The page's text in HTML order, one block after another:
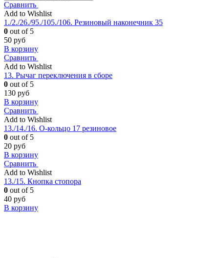
Сравнить
Add to Wishlist
1./2./26./95./105./106. Резиновый наконечник 35
0 out of 5
50 руб
В корзину
Сравнить
Add to Wishlist
13. Рычаг переключения в сборе
0 out of 5
130 руб
В корзину
Сравнить
Add to Wishlist
13./14./16. О-кольцо 17 резиновое
0 out of 5
20 руб
В корзину
Сравнить
Add to Wishlist
13./15. Кнопка стопора
0 out of 5
40 руб
В корзину